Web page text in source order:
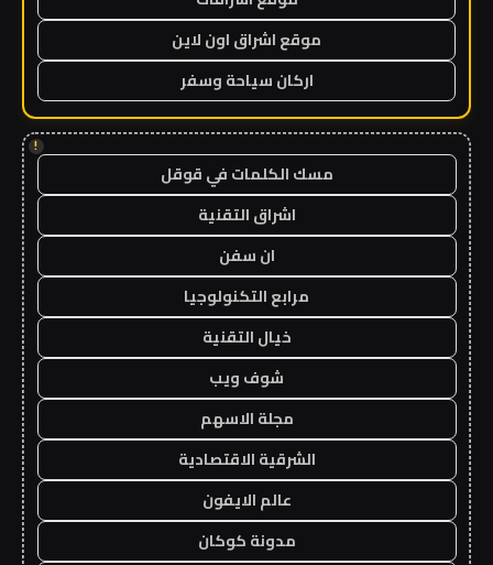
موقع اشراق اون لاين
اركان سياحة وسفر
!
مسك الكلمات في قوقل
اشراق التقنية
ان سفن
مرابع التكنولوجيا
خيال التقنية
شوف ويب
مجلة الاسهم
الشرقية الاقتصادية
عالم الايفون
مدونة كوكان